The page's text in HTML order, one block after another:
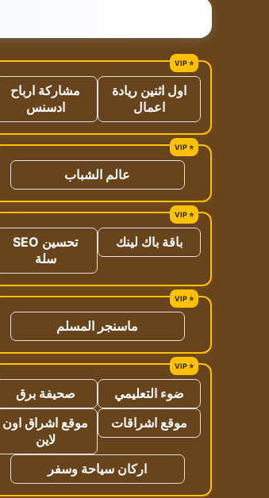
اول اثنين ريادة
اعمال
مشاركة ارباح
ادسنس
عالم الشباب
باقة باك لينك
تحسين SEO
سلة
ماسنجر المسلم
ضوء التعليمي
صحيفة برق
موقع اشراقات
موقع اشراق اون
لاين
اركان سياحة وسفر